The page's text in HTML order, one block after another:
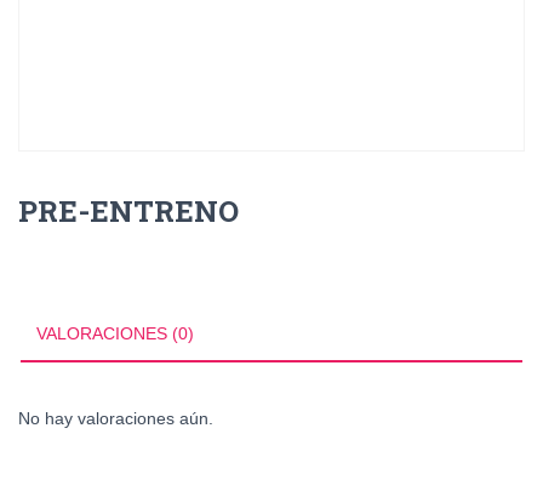
PRE-ENTRENO
VALORACIONES (0)
No hay valoraciones aún.